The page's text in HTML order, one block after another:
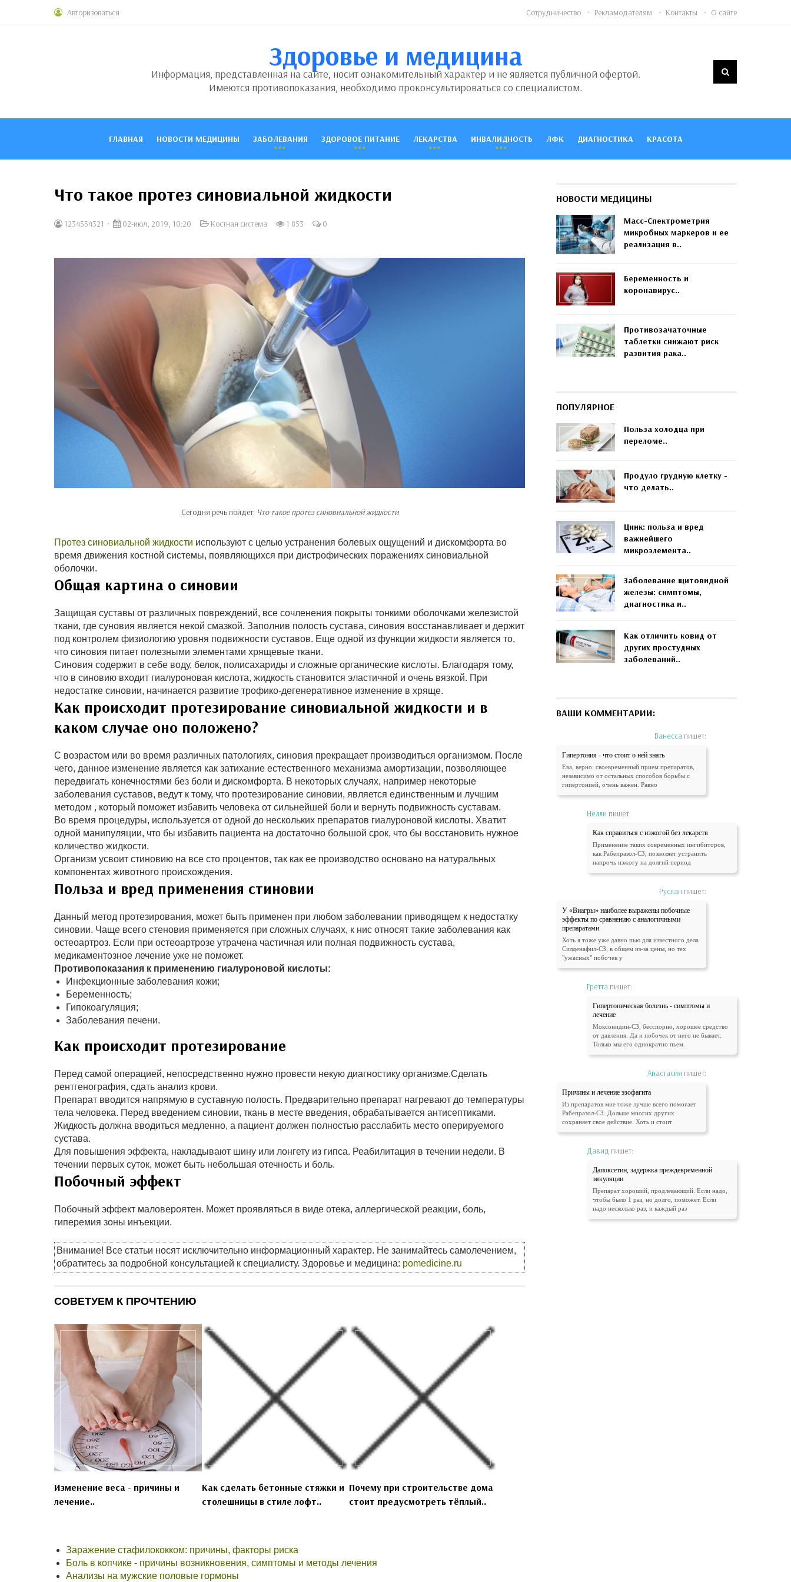
Авторизоваться Сотрудничество Рекламодателям Контакты О сайте
Здоровье и медицина
Информация, представленная на сайте, носит ознакомительный характер и не является публичной офертой.
Имеются противопоказания, необходимо проконсультироваться со специалистом.
ГЛАВНАЯ НОВОСТИ МЕДИЦИНЫ ЗАБОЛЕВАНИЯ ЗДОРОВОЕ ПИТАНИЕ ЛЕКАРСТВА ИНВАЛИДНОСТЬ ЛФК ДИАГНОСТИКА КРАСОТА
Что такое протез синовиальной жидкости
1234554321 02-июл, 2019, 10:20 Костная система 1 853 0
Сегодня речь пойдет: Что такое протез синовиальной жидкости
Протез синовиальной жидкости используют с целью устранения болевых ощущений и дискомфорта во
время движения костной системы, появляющихся при дистрофических поражениях синовиальной
оболочки.
Общая картина о синовии
Защищая суставы от различных повреждений, все сочленения покрыты тонкими оболочками железистой
ткани, где суновия является некой смазкой. Заполнив полость сустава, синовия восстанавливает и держит
под контролем физиологию уровня подвижности суставов. Еще одной из функции жидкости является то,
что синовия питает полезными элементами хрящевые ткани.
Синовия содержит в себе воду, белок, полисахариды и сложные органические кислоты. Благодаря тому,
что в синовию входит гиалуроновая кислота, жидкость становится эластичной и очень вязкой. При
недостатке синовии, начинается развитие трофико-дегенеративное изменение в хряще.
Как происходит протезирование синовиальной жидкости и в
каком случае оно положено?
С возрастом или во время различных патологиях, синовия прекращает производиться организмом. После
чего, данное изменение является как затихание естественного механизма амортизации, позволяющее
передвигать конечностями без боли и дискомфорта. В некоторых случаях, например некоторые
заболевания суставов, ведут к тому, что протезирование синовии, является единственным и лучшим
методом , который поможет избавить человека от сильнейшей боли и вернуть подвижность суставам.
Во время процедуры, используется от одной до нескольких препаратов гиалуроновой кислоты. Хватит
одной манипуляции, что бы избавить пациента на достаточно большой срок, что бы восстановить нужное
количество жидкости.
Организм усвоит стиновию на все сто процентов, так как ее производство основано на натуральных
компонентах животного происхождения.
Польза и вред применения стиновии
Данный метод протезирования, может быть применен при любом заболевании приводящем к недостатку
синовии. Чаще всего стеновия применяется при сложных случаях, к нис относят такие заболевания как
остеоартроз. Если при остеоартрозе утрачена частичная или полная подвижность сустава,
медикаментозное лечение уже не поможет.
Противопоказания к применению гиалуроновой кислоты:
Инфекционные заболевания кожи;
Беременность;
Гипокоагуляция;
Заболевания печени.
Как происходит протезирование
Перед самой операцией, непосредственно нужно провести некую диагностику организме.Сделать
рентгенография, сдать анализ крови.
Препарат вводится напрямую в суставную полость. Предварительно препарат нагревают до температуры
тела человека. Перед введением синовии, ткань в месте введения, обрабатывается антисептиками.
Жидкость должна вводиться медленно, а пациент должен полностью расслабить место оперируемого
сустава.
Для повышения эффекта, накладывают шину или лонгету из гипса. Реабилитация в течении недели. В
течении первых суток, может быть небольшая отечность и боль.
Побочный эффект
Побочный эффект маловероятен. Может проявляться в виде отека, аллергической реакции, боль,
гиперемия зоны инъекции.
Внимание! Все статьи носят исключительно информационный характер. Не занимайтесь самолечением,
обратитесь за подробной консультацией к специалисту. Здоровье и медицина: pomedicine.ru
СОВЕТУЕМ К ПРОЧТЕНИЮ
Изменение веса - причины и
лечение..
Как сделать бетонные стяжки и
столешницы в стиле лофт..
Почему при строительстве дома
стоит предусмотреть тёплый..
Заражение стафилококком: причины, факторы риска
Боль в копчике - причины возникновения, симптомы и методы лечения
Анализы на мужские половые гормоны
НОВОСТИ МЕДИЦИНЫ
Масс-Спектрометрия
микробных маркеров и ее
реализация в..
Беременность и
коронавирус..
Противозачаточные
таблетки снижают риск
развития рака..
ПОПУЛЯРНОЕ
Польза холодца при
переломе..
Продуло грудную клетку -
что делать..
Цинк: польза и вред
важнейшего
микроэлемента..
Заболевание щитовидной
железы: симптомы,
диагностика и..
Как отличить ковид от
других простудных
заболеваний..
ВАШИ КОММЕНТАРИИ:
Ванесса пишет:
Гипертония - что стоит о ней знать
Ева, верно: своевременный прием препаратов,
независимо от остальных способов борьбы с
гипертонией, очень важен. Равно
Нелли пишет:
Как справиться с изжогой без лекарств
Применение таких современных ингибиторов,
как Рабепразол-СЗ, позволяет устранить
напрочь изжогу на долгий период
Руслан пишет:
У «Виагры» наиболее выражены побочные
эффекты по сравнению с аналогичными
препаратами
Хоть я тоже уже давно пью для известного дела
Силденафил-СЗ, в общем из-за цены, но тех
"ужасных" побочек у
Гретта пишет:
Гипертоническая болезнь - симптомы и
лечение
Моксонидин-СЗ, бесспорно, хорошее средство
от давления. Да и побочек от него не бывает.
Только мы его однократно пьем.
Анастасия пишет:
Причины и лечение эзофагита
Из препаратов мне тоже лучше всего помогает
Рабепразол-СЗ. Дольше многих других
сохраняет свое действие. Хоть и стоит
Давид пишет:
Дапоксетин, задержка преждевременной
эякуляции
Препарат хороший, продлевающий. Если надо,
чтобы было 1 раз, но долго, поможет. Если
надо несколько раз, и каждый раз